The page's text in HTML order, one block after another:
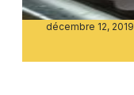
décembre 12, 2019